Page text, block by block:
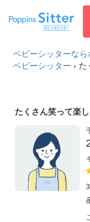
ベビーシッターな
ベビーシッター › た
たくさん笑って楽